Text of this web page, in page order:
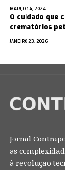
MARÇO 14, 2024
O cuidado que
crematórios
JANEIRO 23, 2026
Jornal
as
à revolução